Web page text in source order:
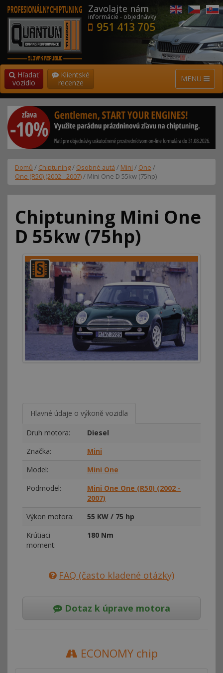
Zavolajte nám
informácie - objednávky
951 413 705
MENU
Hľadať
vozidlo
Klientské
recenze
Domů / Chiptuning/ Osobné autá / Mini / One /
One (R50) (2002 - 2007)/ Mini One D 55kw (75hp)
Chiptuning Mini One
D 55kw (75hp)
Hlavné údaje o výkoně vozidla
Druh motora:
Diesel
Značka:
Mini
Model:
Mini One
Podmodel:
Mini One One (R50) (2002 -
2007)
Výkon motora:
55 KW / 75 hp
Krútiaci
moment:
180 Nm
FAQ (často kladené otázky)
Dotaz k úprave motora
ECONOMY chip